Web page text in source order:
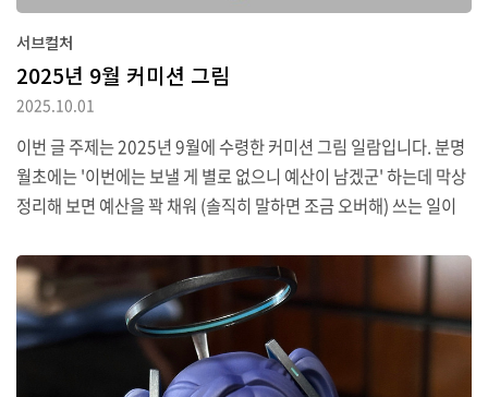
서브컬처
2025년 9월 커미션 그림
2025.10.01
이번 글 주제는 2025년 9월에 수령한 커미션 그림 일람입니다. 분명
월초에는 '이번에는 보낼 게 별로 없으니 예산이 남겠군' 하는데 막상
정리해 보면 예산을 꽉 채워 (솔직히 말하면 조금 오버해) 쓰는 일이
죠. 🤔재미없는 이야기는 여기서 끝내고 하고, 첫 번째로 소개할 캐릭
터는 "블루 아카이브"의 스미레입니다.이번 작품은 티타늄텐타클 작
가에게 부탁드렸는데요 (기간은 9월 1일에서 10일).스미레(아르바
이트) 의상 인연 스토리에 등장한 포징 구도에서 아이디어를 얻었습
니다. 구체적으로는 사이드 체스트 자세이지요.사이드체스트 포즈 블